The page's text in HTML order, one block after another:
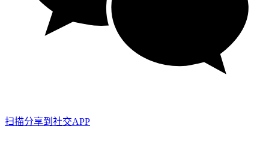
扫描分享到社交APP